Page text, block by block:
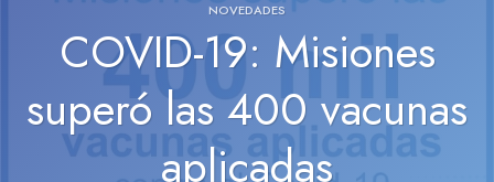
NOVEDADES
COVID-19: Misiones
superó las 400 vacunas
aplicadas